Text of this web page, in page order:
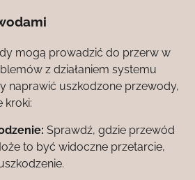
mogą prowadzić do przerw w
z działaniem systemu
naprawić uszkodzone przewody,
kroki:
Sprawdź, gdzie przewód
to być widoczne przetarcie,